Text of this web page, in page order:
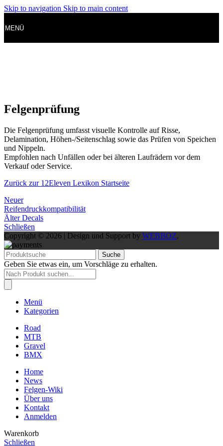
Skip to navigation Skip to main content
MENÜ
Felgenprüfung
Die Felgenprüfung umfasst visuelle Kontrolle auf Risse,
Delamination, Höhen-/Seitenschlag sowie das Prüfen von Speichen
und Nippeln.
Empfohlen nach Unfällen oder bei älteren Laufrädern vor dem
Verkauf oder Service.
Zurück zur 12Eleven Lexikon Startseite
Neuer
Reifendruckkompatibilität
Älter Decals
Schließen
Copyright © 2026 | Design und Support by WEBBOZ.
Suche
Geben Sie etwas ein, um Vorschläge zu erhalten.
Products
search
Menü
Kategorien
Road
MTB
Gravel
BMX
Home
News
Felgen-Wiki
Über uns
Kontakt
Anmelden
Warenkorb
Schließen